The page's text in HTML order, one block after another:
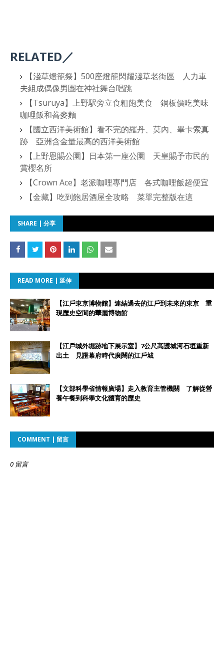
RELATED／
【淺草燈籠祭】500座燈籠閃耀淺草老街區 人力車
夫組成偶像男團在神社舞台唱跳
【Tsuruya】上野駅旁立食粗飽美食 銅板價吃美味
咖哩飯和蕎麥麵
【國立西洋美術館】看不完的羅丹、莫內、畢卡索真
跡 亞洲含金量最高的西洋美術館
【上野恩賜公園】日本第一座公園 天皇賜予市民的
賞櫻名所
【Crown Ace】老派咖哩專門店 各式咖哩飯超便宜
【金藏】吃到飽居酒屋全攻略 菜單完整版在這
SHARE | 分享
READ MORE | 延伸
【江戶東京博物館】連結過去的江戶到未來的東京 重
現歷史空間的華麗博物館
【江戶城外堀跡地下展示室】7公尺高護城河石垣重新
出土 見證幕府時代廣闊的江戶城
【文部科學省情報廣場】走入教育主管機關 了解從營
養午餐到科學文化體育的歷史
COMMENT | 留言
0 留言